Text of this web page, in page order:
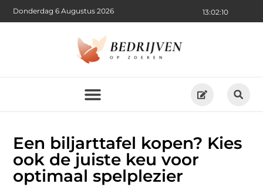
13:02:11
Donderdag 6 Augustus 2026
Een biljarttafel kopen? Kies
ook de juiste keu voor
optimaal spelplezier